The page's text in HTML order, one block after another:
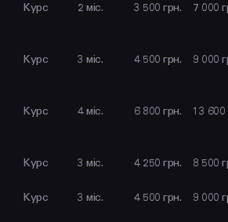
YOUTUBE FACEBOOK
Курс 2 міс. 3 500 грн. 7 000
Курс 3 міс. 4 500 грн. 9 000
Курс 4 міс. 6 800 грн. 13 600
Курс 3 міс. 4 250 грн. 8 500
Курс 3 міс. 4 500 грн. 9 000